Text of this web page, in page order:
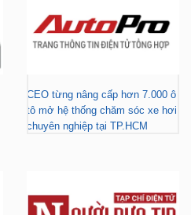
CEO từng nâng cấp hơn 7.000 ô